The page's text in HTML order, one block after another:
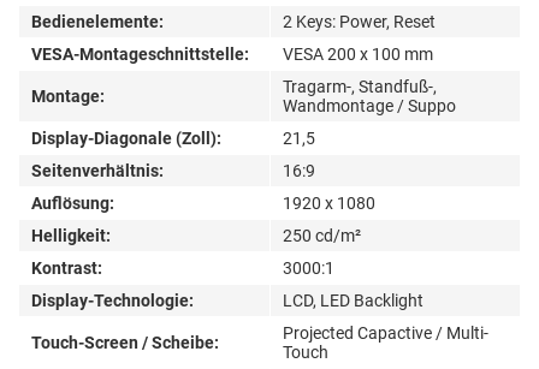
Bedienelemente:
2 Keys: Power, Reset
VESA-Montageschnittstelle:
VESA 200 x 100 mm
Montage:
Tragarm-, Standfuß-,
Wandmontage / Suppo
Display-Diagonale (Zoll):
21,5
Seitenverhältnis:
16:9
Auflösung:
1920 x 1080
Helligkeit:
250 cd/m²
Kontrast:
3000:1
Display-Technologie:
LCD, LED Backlight
Touch-Screen / Scheibe:
Projected Capactive / Multi-
Touch